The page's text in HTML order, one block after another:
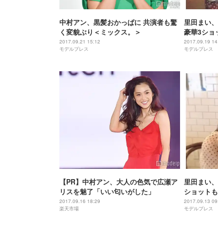
中村アン、黒髪おかっぱに 共演者も驚
く変貌ぶり＜ミックス。＞
2017.09.21 15:12
モデルプレス
里田まい
豪華3ショ
かす
2017.09.19
モデルプレス
【PR】中村アン、大人の色気で広瀬ア
リスを魅了「いい匂いがした」
2017.09.16 18:29
楽天市場
里田まい
ショット
2017.09.13
モデルプレス